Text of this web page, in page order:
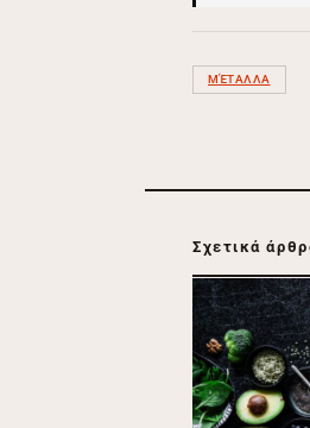
ΜΈΤΑΛΛΑ
Σχετικά